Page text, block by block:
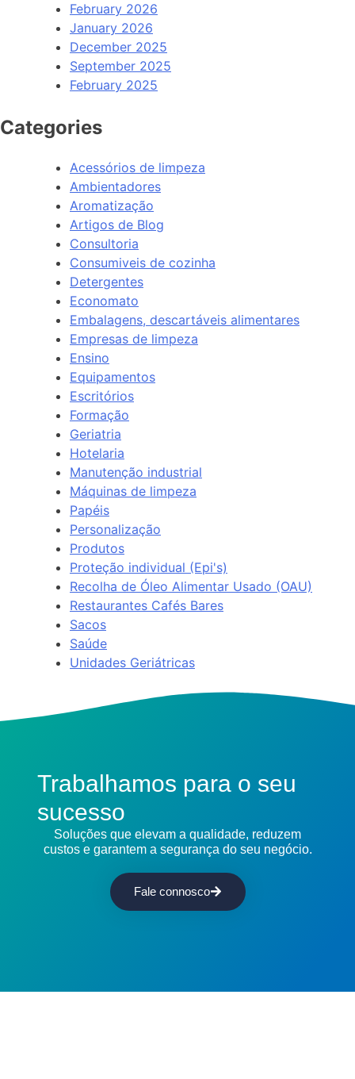
February 2026
January 2026
December 2025
September 2025
February 2025
Categories
Acessórios de limpeza
Ambientadores
Aromatização
Artigos de Blog
Consultoria
Consumiveis de cozinha
Detergentes
Economato
Embalagens, descartáveis alimentares
Empresas de limpeza
Ensino
Equipamentos
Escritórios
Formação
Geriatria
Hotelaria
Manutenção industrial
Máquinas de limpeza
Papéis
Personalização
Produtos
Proteção individual (Epi's)
Recolha de Óleo Alimentar Usado (OAU)
Restaurantes Cafés Bares
Sacos
Saúde
Unidades Geriátricas
Trabalhamos para o seu
sucesso
Soluções que elevam a qualidade, reduzem
custos e garantem a segurança do seu negócio.
Fale connosco